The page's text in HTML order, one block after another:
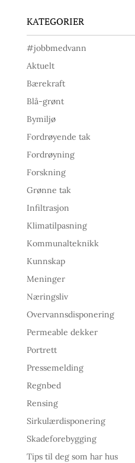
KATEGORIER
#jobbmedvann
Aktuelt
Bærekraft
Blå-grønt
Bymiljø
Fordrøyende tak
Fordrøyning
Forskning
Grønne tak
Infiltrasjon
Klimatilpasning
Kommunalteknikk
Kunnskap
Meninger
Næringsliv
Overvannsdisponering
Permeable dekker
Portrett
Pressemelding
Regnbed
Rensing
Sirkulærdisponering
Skadeforebygging
Tips til deg som har hus